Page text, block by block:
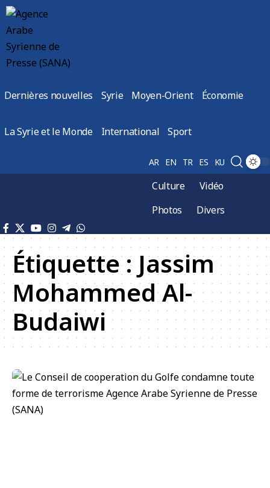
Dernières nouvelles Syrie Moyen-Orient Économie
La Syrie et le Monde International Sport
AR EN TR ES KU
Culture
Vidéo
Photos
Divers
Étiquette : Jassim
Mohammed Al-
Budaiwi